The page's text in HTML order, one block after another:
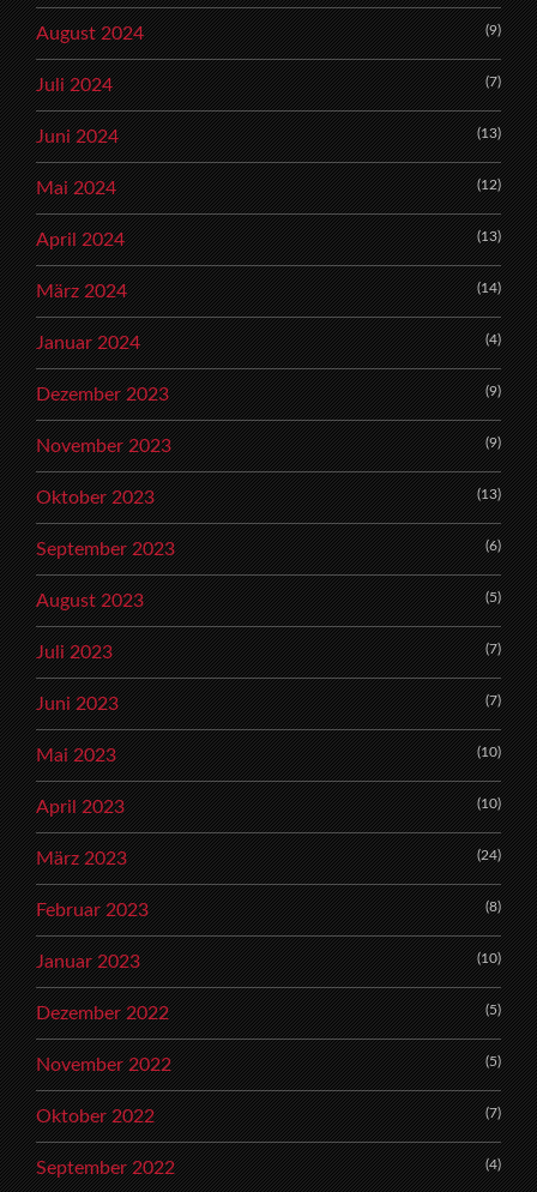
August 2024 (9)
Juli 2024 (7)
Juni 2024 (13)
Mai 2024 (12)
April 2024 (13)
März 2024 (14)
Januar 2024 (4)
Dezember 2023 (9)
November 2023 (9)
Oktober 2023 (13)
September 2023 (6)
August 2023 (5)
Juli 2023 (7)
Juni 2023 (7)
Mai 2023 (10)
April 2023 (10)
März 2023 (24)
Februar 2023 (8)
Januar 2023 (10)
Dezember 2022 (5)
November 2022 (5)
Oktober 2022 (7)
September 2022 (4)